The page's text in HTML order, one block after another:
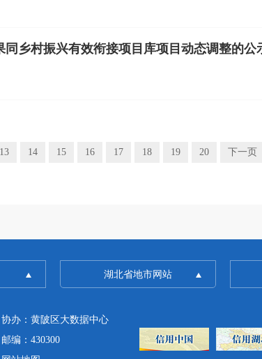
同乡村振兴有效衔接项目库项目动态调整的公
13 14 15 16 17 18 19 20 下一页
湖北省地市网站
协办：黄陂区大数据中心
邮编：430300